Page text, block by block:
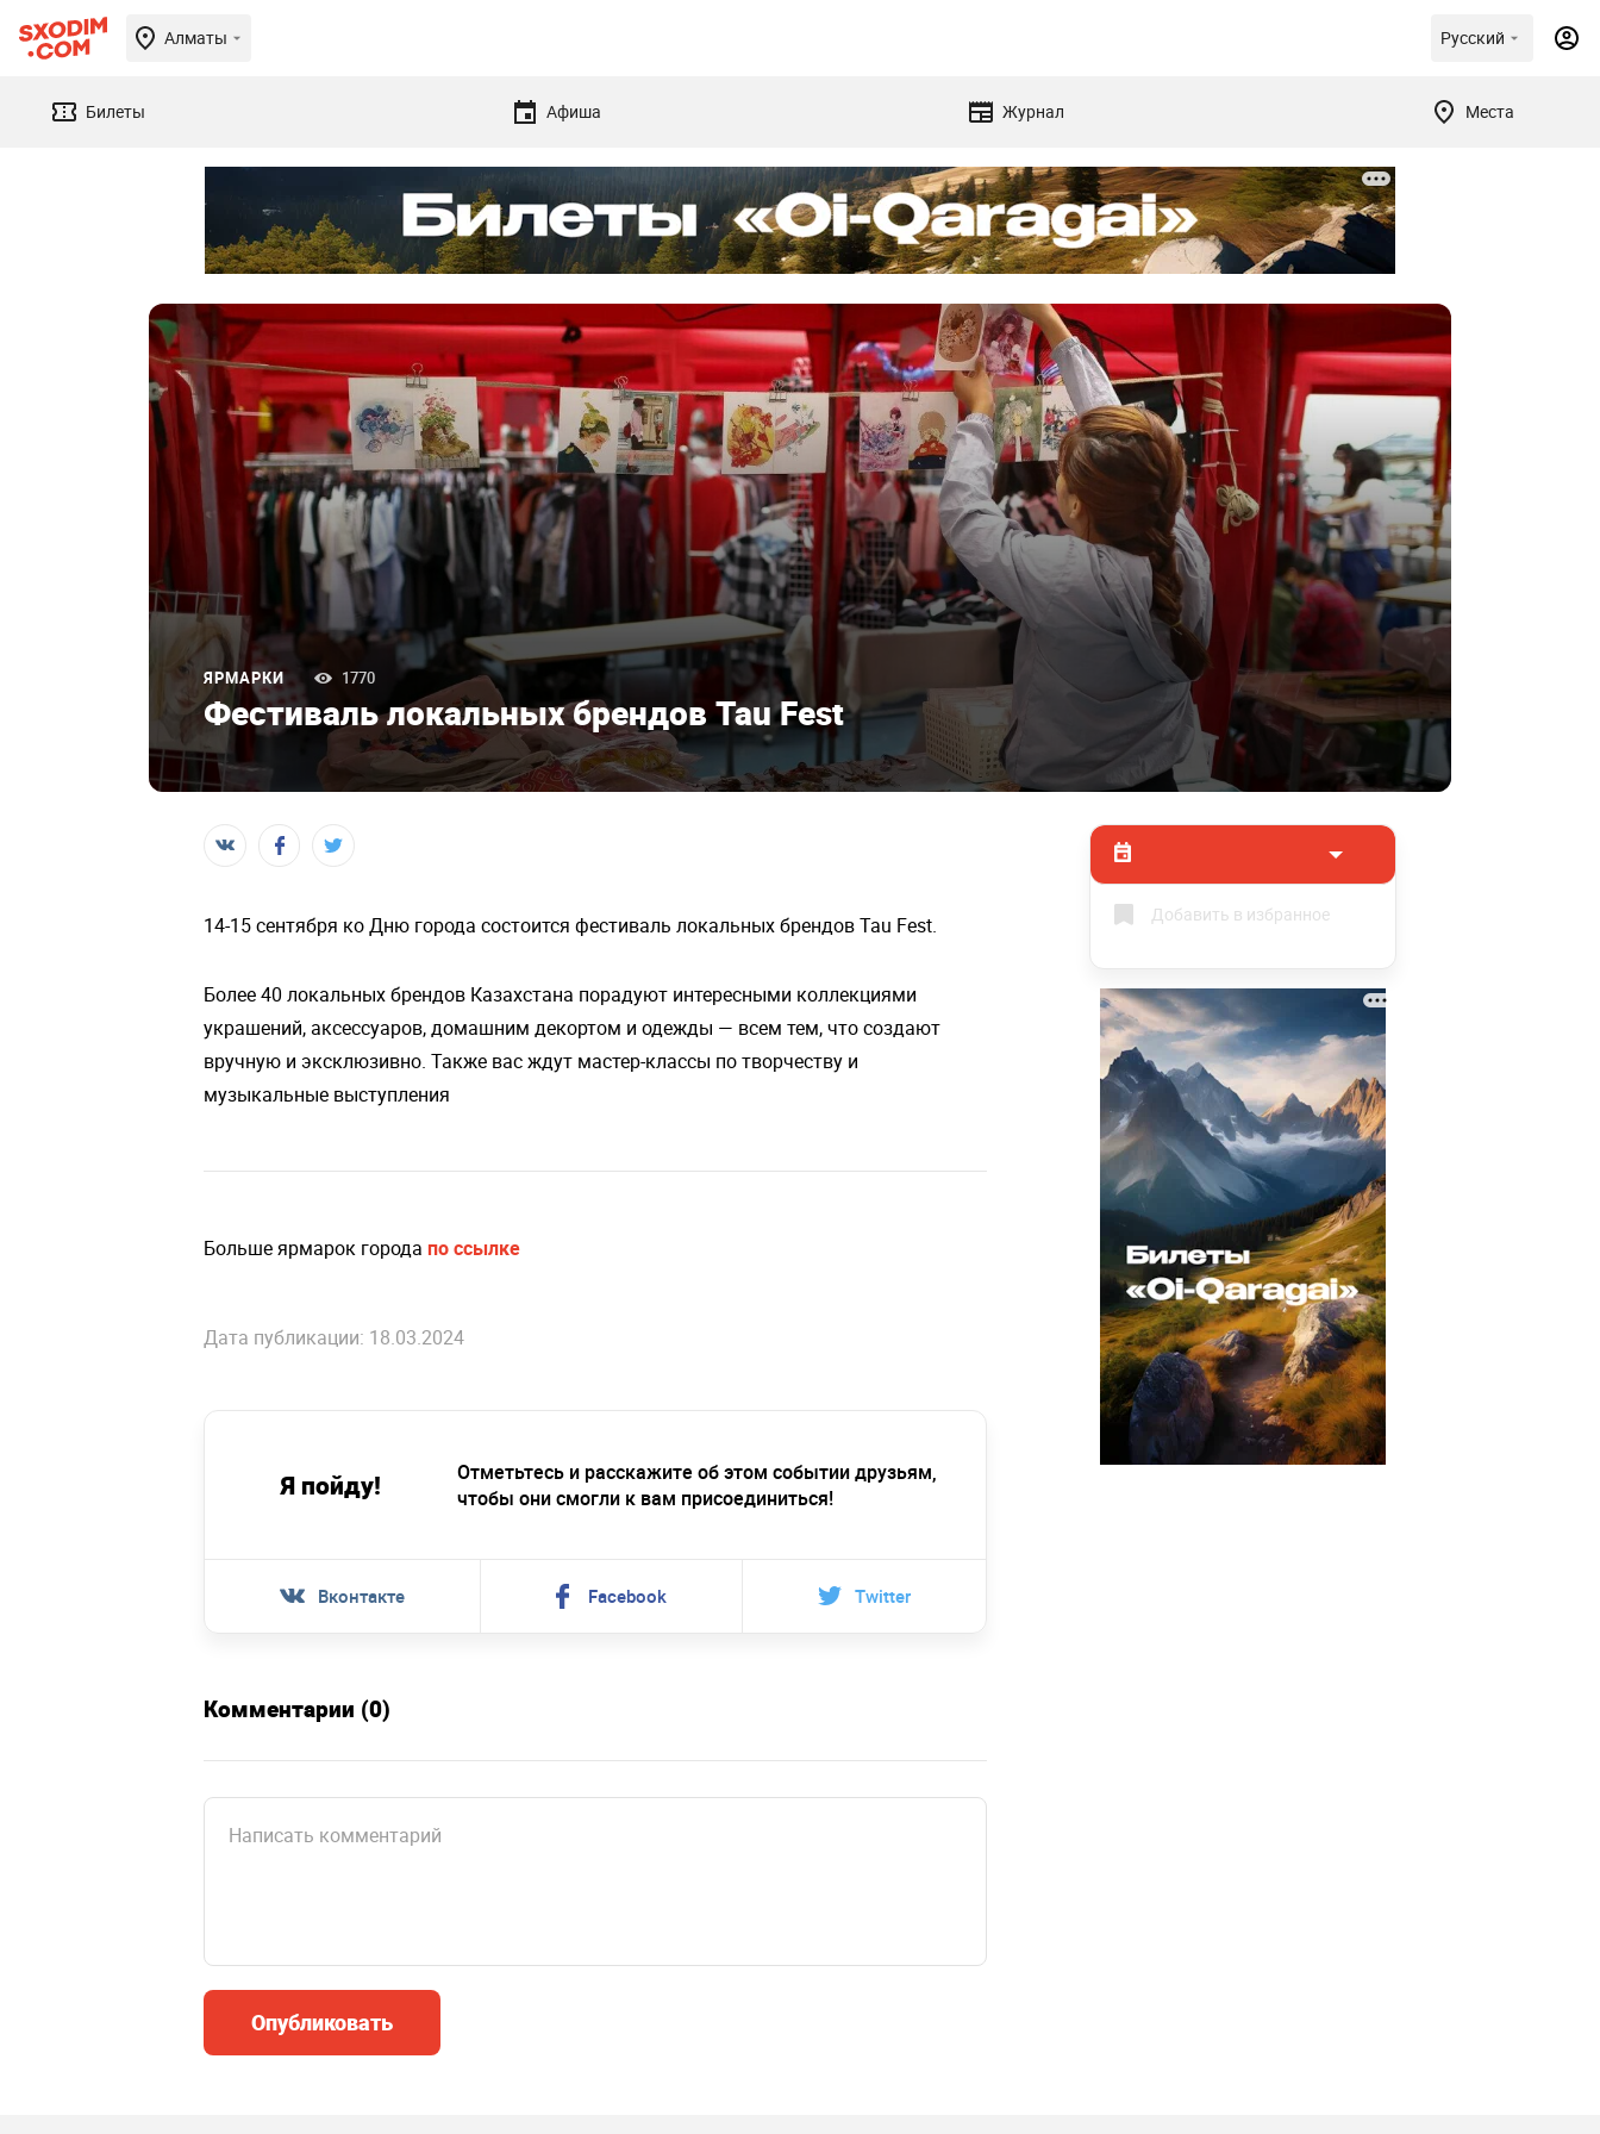
Алматы Русский
Билеты Афиша Журнал Места
ЯРМАРКИ 1770
Фестиваль локальных брендов Tau Fest
Добавить в избранное
14-15 сентября ко Дню города состоится фестиваль локальных брендов Tau Fest.
Более 40 локальных брендов Казахстана порадуют интересными коллекциями
украшений, аксессуаров, домашним декортом и одежды — всем тем, что создают
вручную и эксклюзивно. Также вас ждут мастер-классы по творчеству и
музыкальные выступления
Больше ярмарок города по ссылке
Дата публикации: 18.03.2024
Я пойду!
Отметьтесь и расскажите об этом событии друзьям,
чтобы они смогли к вам присоединиться!
Вконтакте Facebook Twitter
Комментарии (0)
Опубликовать